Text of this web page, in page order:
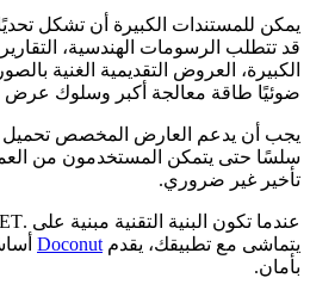
يمكن للمستندات الكبيرة أن تشكل تحديًا
الكبيرة، العروض التقديمية الغنية
ضوئيًا طاقة معالجة أكبر وسلوك
يجب أن يدعم العارض المخصص تحميل
سلسًا حتى يتمكن المستخدمون من
تأخير غير ضروري.
يتماشى مع تطبيقك، يقدمDoconut
بأمان.